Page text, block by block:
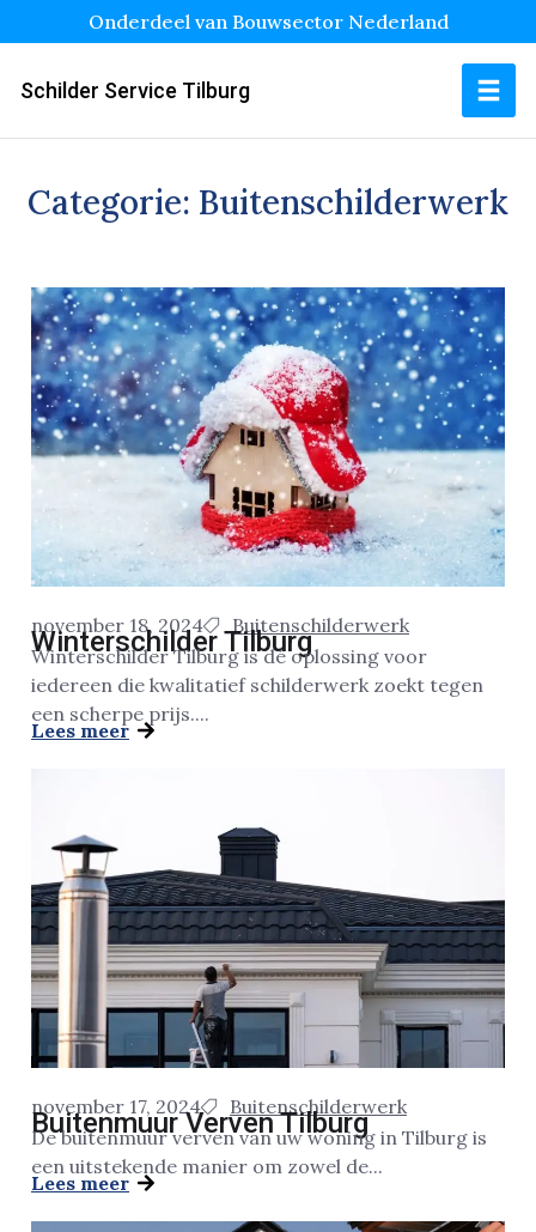
Onderdeel van Bouwsector Nederland
Schilder Service Tilburg
Categorie: Buitenschilderwerk
november 18, 2024 Buitenschilderwerk
Winterschilder Tilburg
Winterschilder Tilburg is dé oplossing voor
iedereen die kwalitatief schilderwerk zoekt tegen
een scherpe prijs....
Lees meer
november 17, 2024 Buitenschilderwerk
Buitenmuur Verven Tilburg
De buitenmuur verven van uw woning in Tilburg is
een uitstekende manier om zowel de...
Lees meer